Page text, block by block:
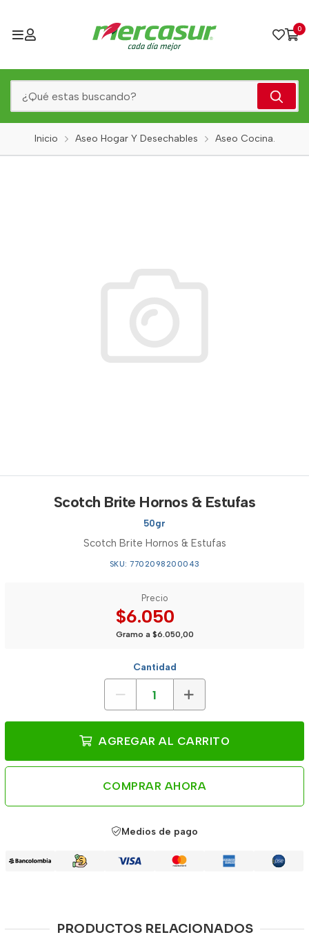
0
Inicio Aseo Hogar Y Desechables Aseo Cocina.
Scotch Brite Hornos & Estufas
50gr
Scotch Brite Hornos & Estufas
SKU: 7702098200043
Precio
$6.050
Gramo a $6.050,00
Cantidad
AGREGAR AL CARRITO
COMPRAR AHORA
Medios de pago
PRODUCTOS RELACIONADOS